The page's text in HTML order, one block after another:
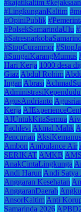
#kajatikaltim
#LingkunganKaltim
#OpiniPublik
#PolsekSamarindaUlu
#StopCuranmor
#SungaiKarangMumus
Hari Kerja 1000 desa
Giaz Abdul Rohim
Ingan Abrasi
AgusAndrianto
Kerja
AIUntukKitaSemua
Fachlevi Akmal Malik
Pencurian
Ambon Ambulance Air
SERIKAT AMKB
AnakCintaLingkunga
Andi Harun Andi Satya
Anggaran Kesehatan
AnggaranDaerah
AnsorKaltim Anti
Samarinda 2026